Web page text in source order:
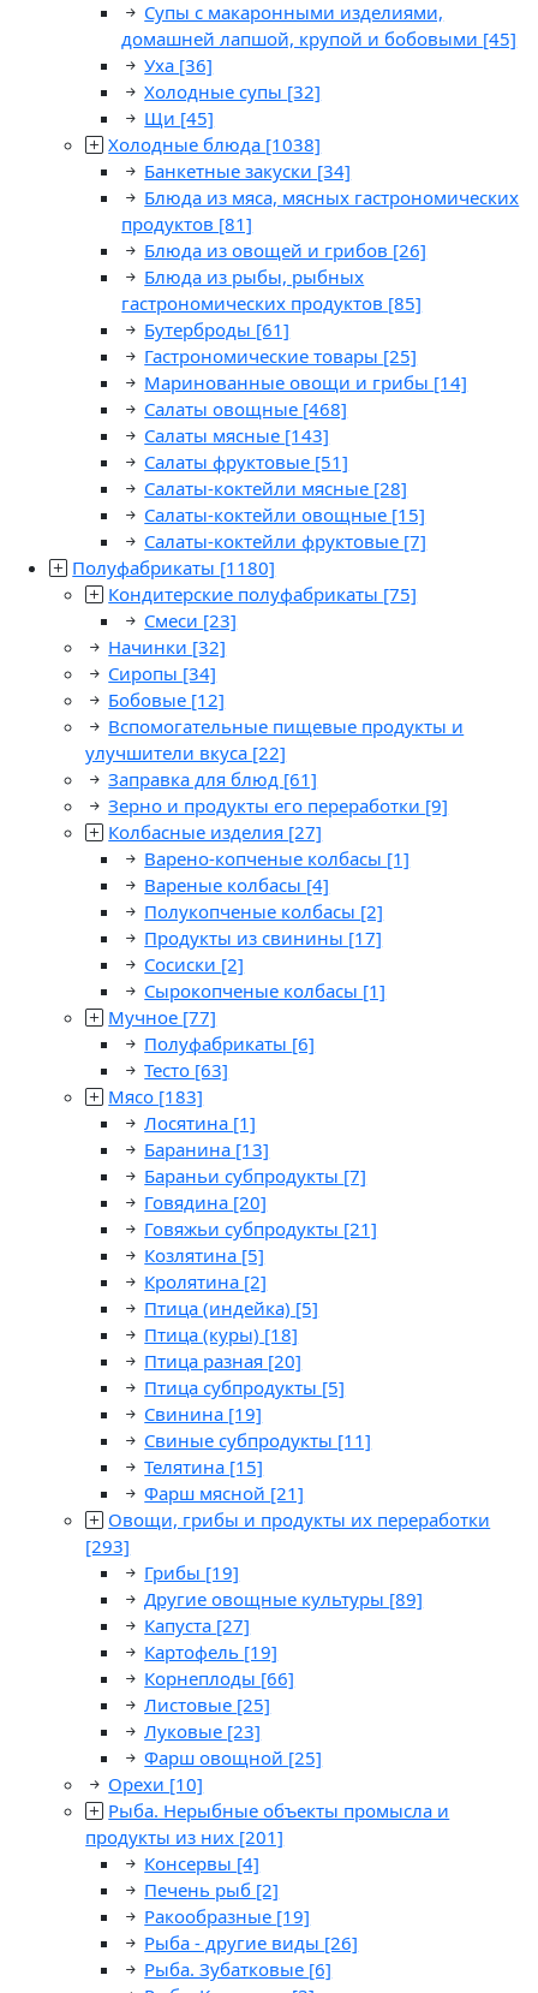
Супы с макаронными изделиями,
домашней лапшой, крупой и бобовыми [45]
Уха [36]
Холодные супы [32]
Щи [45]
Холодные блюда [1038]
Банкетные закуски [34]
Блюда из мяса, мясных гастрономических
продуктов [81]
Блюда из овощей и грибов [26]
Блюда из рыбы, рыбных
гастрономических продуктов [85]
Бутерброды [61]
Гастрономические товары [25]
Маринованные овощи и грибы [14]
Салаты овощные [468]
Салаты мясные [143]
Салаты фруктовые [51]
Салаты-коктейли мясные [28]
Салаты-коктейли овощные [15]
Салаты-коктейли фруктовые [7]
Полуфабрикаты [1180]
Кондитерские полуфабрикаты [75]
Смеси [23]
Начинки [32]
Сиропы [34]
Бобовые [12]
Вспомогательные пищевые продукты и
улучшители вкуса [22]
Заправка для блюд [61]
Зерно и продукты его переработки [9]
Колбасные изделия [27]
Варено-копченые колбасы [1]
Вареные колбасы [4]
Полукопченые колбасы [2]
Продукты из свинины [17]
Сосиски [2]
Сырокопченые колбасы [1]
Мучное [77]
Полуфабрикаты [6]
Тесто [63]
Мясо [183]
Лосятина [1]
Баранина [13]
Бараньи субпродукты [7]
Говядина [20]
Говяжьи субпродукты [21]
Козлятина [5]
Кролятина [2]
Птица (индейка) [5]
Птица (куры) [18]
Птица разная [20]
Птица субпродукты [5]
Свинина [19]
Свиные субпродукты [11]
Телятина [15]
Фарш мясной [21]
Овощи, грибы и продукты их переработки
[293]
Грибы [19]
Другие овощные культуры [89]
Капуста [27]
Картофель [19]
Корнеплоды [66]
Листовые [25]
Луковые [23]
Фарш овощной [25]
Орехи [10]
Рыба. Нерыбные объекты промысла и
продукты из них [201]
Консервы [4]
Печень рыб [2]
Ракообразные [19]
Рыба - другие виды [26]
Рыба. Зубатковые [6]